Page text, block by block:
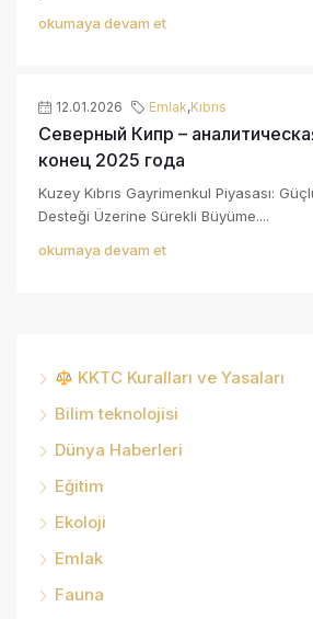
okumaya devam et
12.01.2026 Emlak,Kıbrıs
Северный Кипр –
конец 2025 года
Kuzey Kıbrıs Gayrimenkul Piyasası:
Desteği Üzerine Sürekli Büyüme....
okumaya devam et
KKTC Kuralları ve Yasaları
Bilim teknolojisi
Dünya Haberleri
Eğitim
Ekoloji
Emlak
Fauna